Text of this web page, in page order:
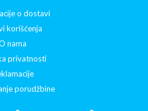
o dostavi
korišćenja
nama
privatnosti
porudžbine